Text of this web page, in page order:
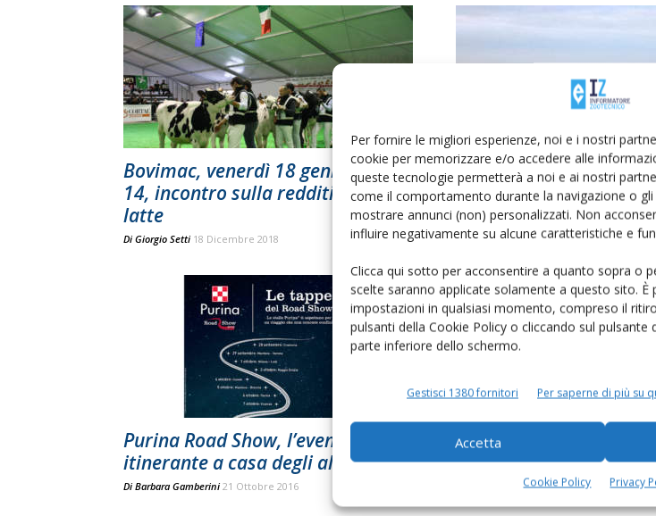
Per fornire le migliori esperienze, noi e i nostri
cookie per memorizzare e/o accedere alle
queste tecnologie permetterà a noi e ai nostri
come il comportamento durante la navigazione o
mostrare annunci (non) personalizzati. Non
influire negativamente su alcune caratteristiche e
Clicca qui sotto per acconsentire a quanto sopra o
scelte saranno applicate solamente a questo sito. È
impostazioni in qualsiasi momento, compreso il
pulsanti della Cookie Policy o cliccando sul pulsante
parte inferiore dello schermo.
Gestisci 1380 fornitori Per saperne di più su
Accetta
Cookie Policy Privacy
Bovimac, venerdì 18 gennaio ore
14, incontro sulla redditività del
latte
Di Giorgio Setti 18 Dicembre 2018
La Stalla Ideale,
DiGiorgio Setti 12 Maggio 2017
Purina Road Show, l’evento
itinerante a casa degli allevatori
Di Barbara Gamberini 21 Ottobre 2016